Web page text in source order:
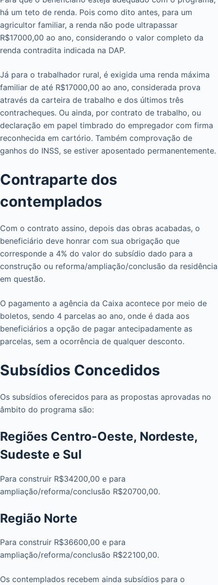
há um teto de renda. Pois como dito antes, para um
agricultor familiar, a renda não pode ultrapassar
R$17000,00 ao ano, considerando o valor completo da
renda contradita indicada na DAP.
Já para o trabalhador rural, é exigida uma renda máxima
familiar de até R$17000,00 ao ano, considerada prova
através da carteira de trabalho e dos últimos três
contracheques. Ou ainda, por contrato de trabalho, ou
declaração em papel timbrado do empregador com firma
reconhecida em cartório. Também comprovação de
ganhos do INSS, se estiver aposentado permanentemente.
Contraparte dos
contemplados
Com o contrato assino, depois das obras acabadas, o
beneficiário deve honrar com sua obrigação que
corresponde a 4% do valor do subsídio dado para a
construção ou reforma/ampliação/conclusão da residência
em questão.
O pagamento a agência da Caixa acontece por meio de
boletos, sendo 4 parcelas ao ano, onde é dada aos
beneficiários a opção de pagar antecipadamente as
parcelas, sem a ocorrência de qualquer desconto.
Subsídios Concedidos
Os subsídios oferecidos para as propostas aprovadas no
âmbito do programa são:
Regiões Centro-Oeste, Nordeste,
Sudeste e Sul
Para construir R$34200,00 e para
ampliação/reforma/conclusão R$20700,00.
Região Norte
Para construir R$36600,00 e para
ampliação/reforma/conclusão R$22100,00.
Os contemplados recebem ainda subsídios para o